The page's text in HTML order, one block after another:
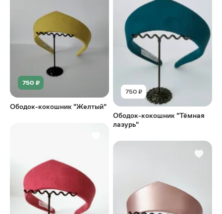
750 ₽
Ободок-кокошник "Желтый"
750 ₽
Ободок-кокошник "Тёмная
лазурь"